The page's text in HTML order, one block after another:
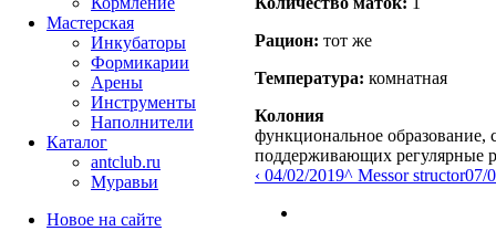
Рацион: тот же
Температура: комнатная
Колония
функциональное образование,
поддерживающих регулярные
‹ 04/02/2019^ Messor structor07/
Мастерская
Инкубаторы
Формикарии
Арены
Инструменты
Наполнители
Каталог
antclub.ru
Муравьи
Новое на сайте